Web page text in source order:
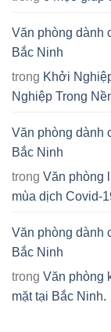
Văn phòng dành
Bắc Ninh
trong Khởi
Nghiệp Trong
Văn phòng dành
Bắc Ninh
trong Văn phòng
mùa dịch Covid-
Văn phòng dành
Bắc Ninh
trong Văn phòng
mặt tại Bắc Ninh.